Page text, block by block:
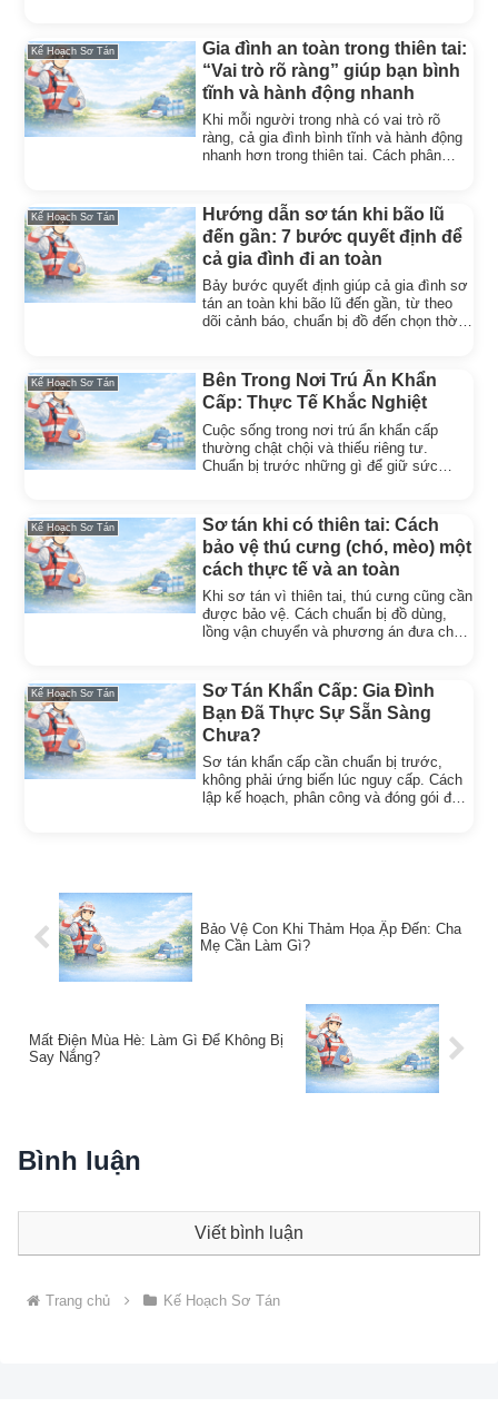
Kế Hoạch Sơ Tán
Gia đình an toàn trong thiên tai:
“Vai trò rõ ràng” giúp bạn bình
tĩnh và hành động nhanh
Khi mỗi người trong nhà có vai trò rõ
ràng, cả gia đình bình tĩnh và hành động
nhanh hơn trong thiên tai. Cách phân
Kế Hoạch Sơ Tán
Hướng dẫn sơ tán khi bão lũ
đến gần: 7 bước quyết định để
cả gia đình đi an toàn
Bảy bước quyết định giúp cả gia đình sơ
tán an toàn khi bão lũ đến gần, từ theo
dõi cảnh báo, chuẩn bị đồ đến chọn thời
Kế Hoạch Sơ Tán
Bên Trong Nơi Trú Ẩn Khẩn
Cấp: Thực Tế Khắc Nghiệt
Cuộc sống trong nơi trú ẩn khẩn cấp
thường chật chội và thiếu riêng tư.
Chuẩn bị trước những gì để giữ sức
Kế Hoạch Sơ Tán
Sơ tán khi có thiên tai: Cách
bảo vệ thú cưng (chó, mèo) một
cách thực tế và an toàn
Khi sơ tán vì thiên tai, thú cưng cũng cần
được bảo vệ. Cách chuẩn bị đồ dùng,
lồng vận chuyển và phương án đưa chó
Kế Hoạch Sơ Tán
Sơ Tán Khẩn Cấp: Gia Đình
Bạn Đã Thực Sự Sẵn Sàng
Chưa?
Sơ tán khẩn cấp cần chuẩn bị trước,
không phải ứng biến lúc nguy cấp. Cách
lập kế hoạch, phân công và đóng gói để
Bảo Vệ Con Khi Thảm Họa Ập Đến: Cha
Mẹ Cần Làm Gì?
Mất Điện Mùa Hè: Làm Gì Để Không Bị
Say Nắng?
Bình luận
Viết bình luận
Trang chủ Kế Hoạch Sơ Tán